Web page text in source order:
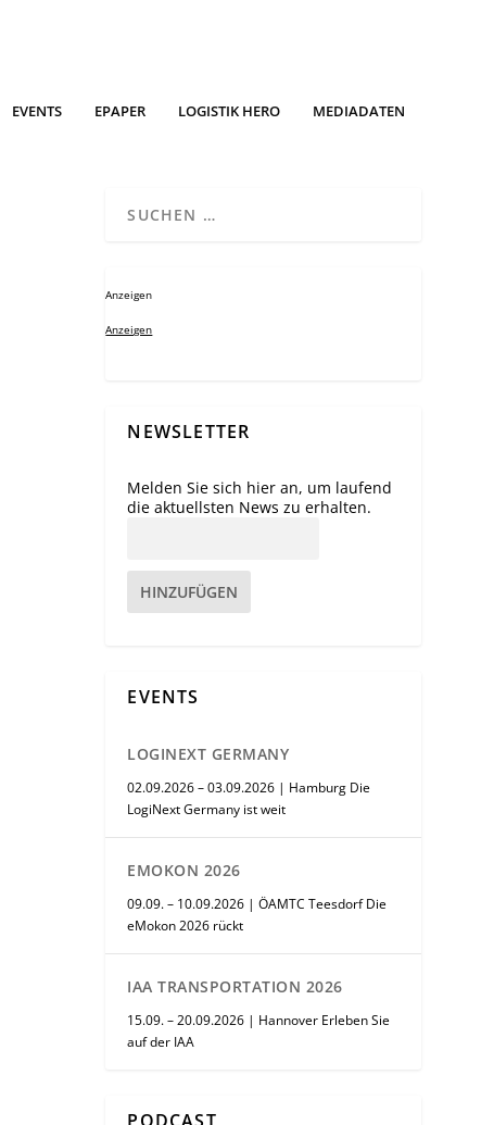
EVENTS EPAPER LOGISTIK HERO MEDIADATEN
Anzeigen
Anzeigen
NEWSLETTER
Melden Sie sich hier an, um laufend
die aktuellsten News zu erhalten.
HINZUFÜGEN
EVENTS
LOGINEXT GERMANY
02.09.2026 – 03.09.2026 | Hamburg Die
LogiNext Germany ist weit
EMOKON 2026
09.09. – 10.09.2026 | ÖAMTC Teesdorf Die
eMokon 2026 rückt
IAA TRANSPORTATION 2026
15.09. – 20.09.2026 | Hannover Erleben Sie
auf der IAA